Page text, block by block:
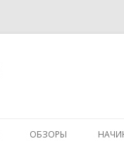
ОБЗОРЫ